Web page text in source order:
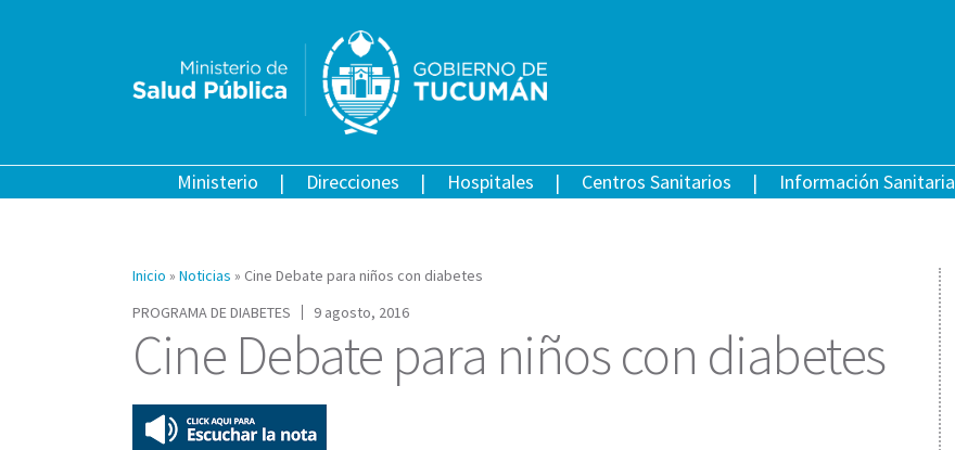
Ministerio Direcciones Hospitales Centros Sanitarios Información Sanitaria
Inicio » Noticias » Cine Debate para niños con diabetes
PROGRAMA DE DIABETES
9 agosto, 2016
Cine Debate para niños con diabetes